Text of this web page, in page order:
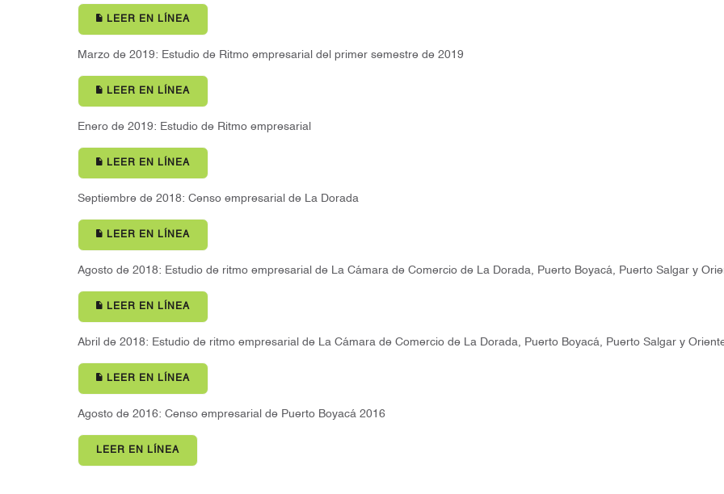
LEER EN LÍNEA
Marzo de 2019: Estudio de Ritmo empresarial del primer semestre de 2019
LEER EN LÍNEA
Enero de 2019: Estudio de Ritmo empresarial
LEER EN LÍNEA
Septiembre de 2018: Censo empresarial de La Dorada
LEER EN LÍNEA
Agosto de 2018: Estudio de ritmo empresarial de La Cámara de Comercio de La Dorada, Puerto Boyacá, Puerto Salgar y
LEER EN LÍNEA
Abril de 2018: Estudio de ritmo empresarial de La Cámara de Comercio de La Dorada, Puerto Boyacá, Puerto Salgar y
LEER EN LÍNEA
Agosto de 2016: Censo empresarial de Puerto Boyacá 2016
LEER EN LÍNEA